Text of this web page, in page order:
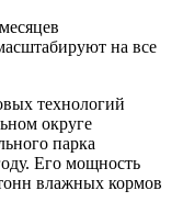
на все
технологий
округе
парка
Его мощность
влажных кормов